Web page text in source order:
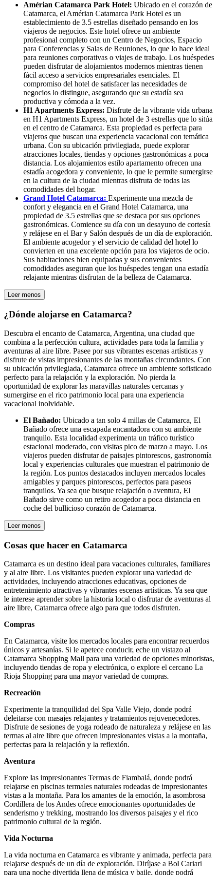
Amérian Catamarca Park Hotel: Ubicado en el corazón de
Catamarca, el Amérian Catamarca Park Hotel es un
establecimiento de 3.5 estrellas diseñado pensando en los
viajeros de negocios. Este hotel ofrece un ambiente
profesional completo con un Centro de Negocios, Espacio
para Conferencias y Salas de Reuniones, lo que lo hace ideal
para reuniones corporativas o viajes de trabajo. Los huéspedes
pueden disfrutar de alojamientos modernos mientras tienen
fácil acceso a servicios empresariales esenciales. El
compromiso del hotel de satisfacer las necesidades de
negocios lo distingue, asegurando que su estadía sea
productiva y cómoda a la vez.
H1 Apartments Express: Disfrute de la vibrante vida urbana
en H1 Apartments Express, un hotel de 3 estrellas que lo sitúa
en el centro de Catamarca. Esta propiedad es perfecta para
viajeros que buscan una experiencia vacacional con temática
urbana. Con su ubicación privilegiada, puede explorar
atracciones locales, tiendas y opciones gastronómicas a poca
distancia. Los alojamientos estilo apartamento ofrecen una
estadía acogedora y conveniente, lo que le permite sumergirse
en la cultura de la ciudad mientras disfruta de todas las
comodidades del hogar.
Grand Hotel Catamarca: Experimente una mezcla de
confort y elegancia en el Grand Hotel Catamarca, una
propiedad de 3.5 estrellas que se destaca por sus opciones
gastronómicas. Comience su día con un desayuno de cortesía
y relájese en el Bar y Salón después de un día de exploración.
El ambiente acogedor y el servicio de calidad del hotel lo
convierten en una excelente opción para los viajeros de ocio.
Sus habitaciones bien equipadas y sus convenientes
comodidades aseguran que los huéspedes tengan una estadía
relajante mientras disfrutan de la belleza de Catamarca.
Leer menos
¿Dónde alojarse en Catamarca?
Descubra el encanto de Catamarca, Argentina, una ciudad que
combina a la perfección cultura, actividades para toda la familia y
aventuras al aire libre. Pasee por sus vibrantes escenas artísticas y
disfrute de vistas impresionantes de las montañas circundantes. Con
su ubicación privilegiada, Catamarca ofrece un ambiente sofisticado
perfecto para la relajación y la exploración. No pierda la
oportunidad de explorar las maravillas naturales cercanas y
sumergirse en el rico patrimonio local para una experiencia
vacacional inolvidable.
El Bañado: Ubicado a tan solo 4 millas de Catamarca, El
Bañado ofrece una escapada encantadora con su ambiente
tranquilo. Esta localidad experimenta un tráfico turístico
estacional moderado, con visitas pico de marzo a mayo. Los
viajeros pueden disfrutar de paisajes pintorescos, gastronomía
local y experiencias culturales que muestran el patrimonio de
la región. Los puntos destacados incluyen mercados locales
amigables y parques pintorescos, perfectos para paseos
tranquilos. Ya sea que busque relajación o aventura, El
Bañado sirve como un retiro acogedor a poca distancia en
coche del bullicioso corazón de Catamarca.
Leer menos
Cosas que hacer en Catamarca
Catamarca es un destino ideal para vacaciones culturales, familiares
y al aire libre. Los visitantes pueden explorar una variedad de
actividades, incluyendo atracciones educativas, opciones de
entretenimiento atractivas y vibrantes escenas artísticas. Ya sea que
le interese aprender sobre la historia local o disfrutar de aventuras al
aire libre, Catamarca ofrece algo para que todos disfruten.
Compras
En Catamarca, visite los mercados locales para encontrar recuerdos
únicos y artesanías. Si le apetece conducir, eche un vistazo al
Catamarca Shopping Mall para una variedad de opciones minoristas,
incluyendo tiendas de ropa y electrónica, o explore el cercano La
Rioja Shopping para una mayor variedad de compras.
Recreación
Experimente la tranquilidad del Spa Valle Viejo, donde podrá
deleitarse con masajes relajantes y tratamientos rejuvenecedores.
Disfrute de sesiones de yoga rodeado de naturaleza y relájese en las
termas al aire libre que ofrecen impresionantes vistas a la montaña,
perfectas para la relajación y la reflexión.
Aventura
Explore las impresionantes Termas de Fiambalá, donde podrá
relajarse en piscinas termales naturales rodeadas de impresionantes
vistas a la montaña. Para los amantes de la emoción, la asombrosa
Cordillera de los Andes ofrece emocionantes oportunidades de
senderismo y trekking, mostrando los diversos paisajes y el rico
patrimonio cultural de la región.
Vida Nocturna
La vida nocturna en Catamarca es vibrante y animada, perfecta para
relajarse después de un día de exploración. Diríjase a Bol Cariari
para una noche divertida llena de música y baile, donde podrá